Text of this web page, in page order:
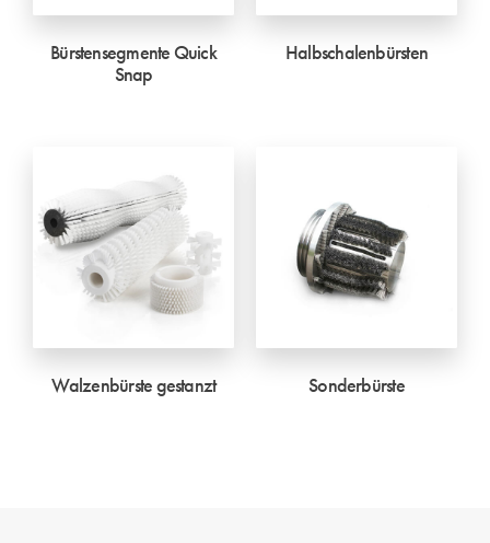
Bürstensegmente Quick
Snap
Halbschalenbürsten
Walzenbürste gestanzt Sonderbürste